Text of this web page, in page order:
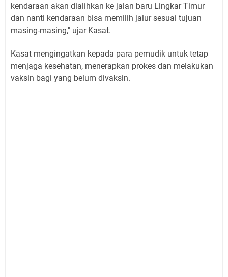
kendaraan akan dialihkan ke jalan baru Lingkar Timur
dan nanti kendaraan bisa memilih jalur sesuai tujuan
masing-masing," ujar Kasat.
Kasat mengingatkan kepada para pemudik untuk tetap
menjaga kesehatan, menerapkan prokes dan melakukan
vaksin bagi yang belum divaksin.